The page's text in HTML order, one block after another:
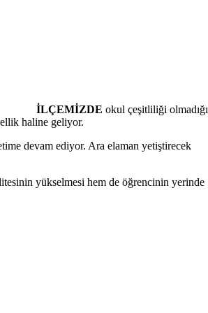
İLÇEMİZDE okul çeşitliliği olmadığı
haline geliyor.
devam ediyor. Ara elaman yetiştirecek
yükselmesi hem de öğrencinin yerinde